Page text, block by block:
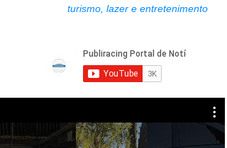
turismo, lazer e entretenimento